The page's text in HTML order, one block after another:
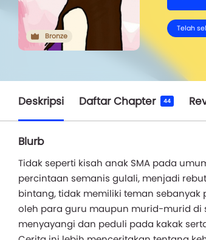
Bronze
Telah
Deskripsi Daftar Chapter 44
Blurb
Tidak seperti kisah anak SMA pada
percintaan semanis gulali, menjadi
bintang, tidak memiliki teman
oleh para guru maupun murid-murid di
menyayangi dan peduli pada kakak